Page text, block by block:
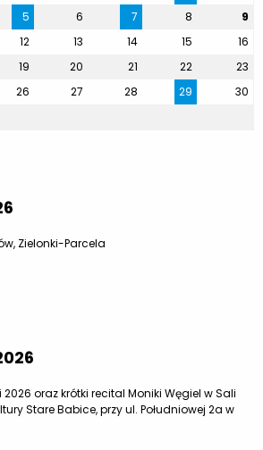
5 6 7 8
9
12 13 14 15
16
19 20 21 22
23
26 27 28 29
30
Zielonki-Parcela
2026 oraz krótki recital Moniki Węgiel w Sali
Stare Babice, przy ul. Południowej 2a w